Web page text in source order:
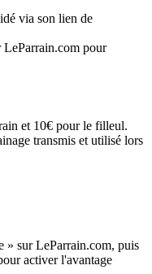
via son lien de
LeParrain.com pour
et 10€ pour le filleul.
transmis et utilisé lors
» sur LeParrain.com, puis
activer l'avantage